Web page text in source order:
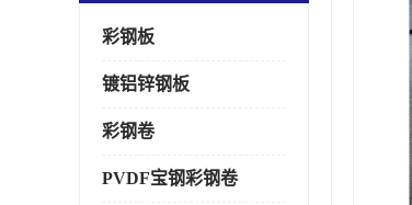
彩钢板
镀铝锌钢板
彩钢卷
PVDF宝钢彩钢卷